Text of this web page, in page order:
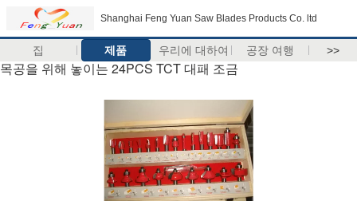
Shanghai Feng Yuan Saw Blades Products Co. ltd
집 제품 우리에 대하여 공장 여행 >>
목공을 위해 놓이는 24PCS TCT 대패 조금